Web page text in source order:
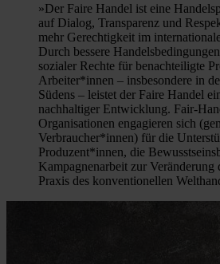
»Der Faire Handel ist eine
auf Dialog, Transparenz und
mehr Gerechtigkeit im
Durch bessere
sozialer Rechte für benachteiligte
Arbeiter*innen – insbesondere in
Südens – leistet der Faire Handel
nachhaltiger Entwicklung. Fair-
Organisationen engagieren sich
Verbraucher*innen) für die
Produzent*innen, die
Kampagnenarbeit zur Veränderung
Praxis des konventionellen